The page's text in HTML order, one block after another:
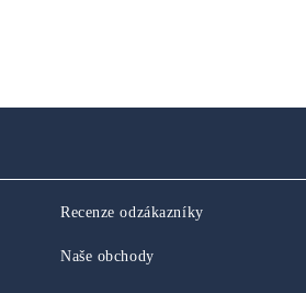
Recenze odzákazníky
Naše obchody